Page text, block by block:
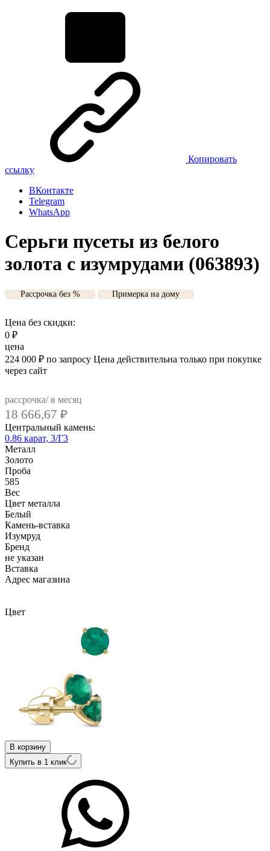
Копировать
ссылку
ВКонтакте
Telegram
WhatsApp
Серьги пусеты из белого
золота с изумрудами (063893)
Рассрочка без % Примерка на дому
Цена без скидки:
0 ₽
цена
224 000 ₽ по запросу Цена действительна только при покупке
через сайт
рассрочка/ в месяц
18 666,67 ₽
Центральный камень:
0.86 карат, 3/Г3
Металл
Золото
Проба
585
Вес
Цвет металла
Белый
Камень-вставка
Изумруд
Бренд
не указан
Вcтавка
Адрес магазина
Цвет
В корзину
Купить в 1 клик